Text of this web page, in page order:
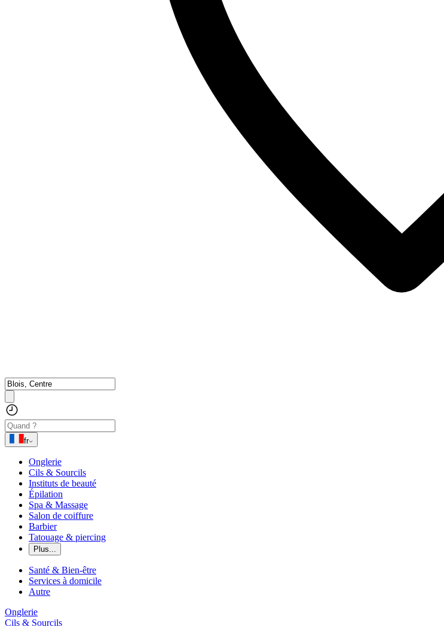
fr
Onglerie
Cils & Sourcils
Instituts de beauté
Épilation
Spa & Massage
Salon de coiffure
Barbier
Tatouage & piercing
Plus...
Santé & Bien-être
Services à domicile
Autre
Onglerie
Cils & Sourcils